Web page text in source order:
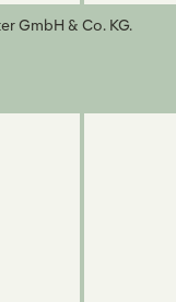
GmbH & Co. KG.